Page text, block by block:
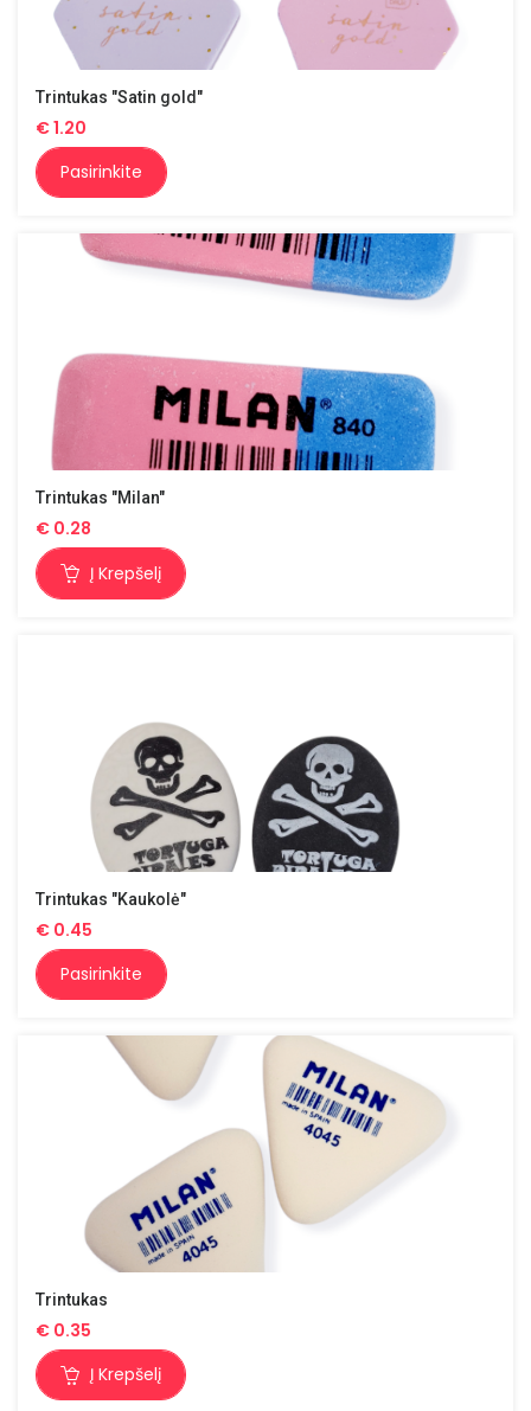
Trintukas "Satin gold"
€1.20
Pasirinkite
Trintukas "Milan"
€ 0.28
Į Krepšelį
Trintukas "Kaukolė"
€ 0.45
Pasirinkite
Trintukas
€ 0.35
Į Krepšelį